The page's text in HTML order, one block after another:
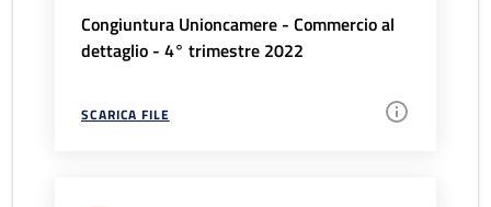
Congiuntura Unioncamere - Commercio al
dettaglio - 4° trimestre 2022
SCARICA FILE